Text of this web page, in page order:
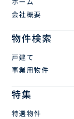
会社概要
物件検索
戸建て
事業用物件
特集
特選物件